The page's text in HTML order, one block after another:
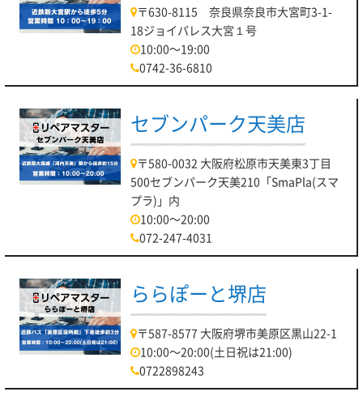
〒630-8115 奈良県奈良市大宮町3-1-
18ジョイパレス大宮１号
10:00～19:00
0742-36-6810
セブンパーク天美店
〒580-0032 大阪府松原市天美東3丁目
500セブンパーク天美210「SmaPla(スマ
プラ)」内
10:00～20:00
072-247-4031
ららぽーと堺店
〒587-8577 大阪府堺市美原区黒山22-1
10:00～20:00(土日祝は21:00)
0722898243